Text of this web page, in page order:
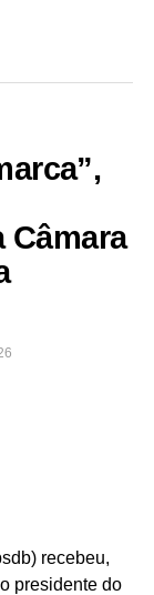
Câmara
recebeu,
presidente do